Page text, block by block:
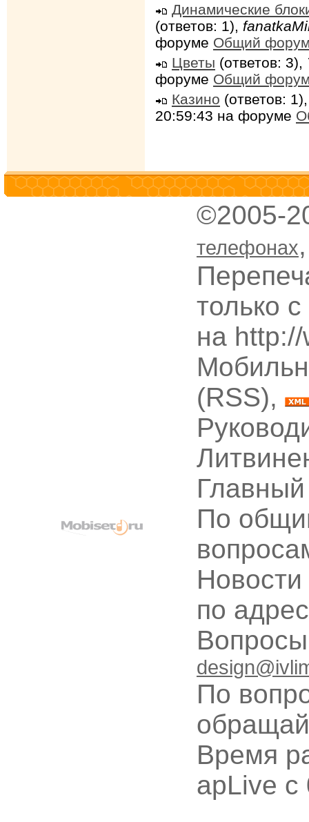
Динамические
(ответов: 1),
форуме Общий
Цветы (ответов: 3),
форуме Общий
Казино (ответов:
20:59:43 на форуме
©2005-
телефонах
только
на
(RSS),
По
по
По
Время
apLive c